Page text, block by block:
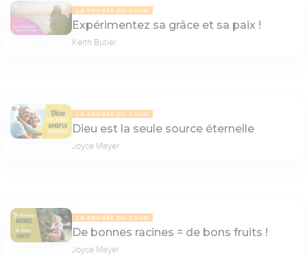
LA PENSÉE DU JOUR
Expérimentez sa grâce et sa paix !
Keith Butler
LA PENSÉE DU JOUR
Dieu est la seule source éternelle
Joyce Meyer
LA PENSÉE DU JOUR
De bonnes racines = de bons fruits !
Joyce Meyer